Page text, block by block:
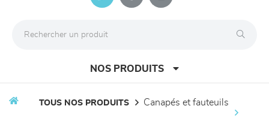
NOS PRODUITS
TOUS NOS PRODUITS canapés et fauteuils